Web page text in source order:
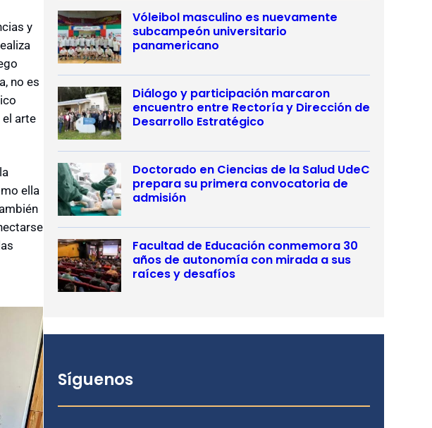
y
no es
arte
ella
Vóleibol masculino es nuevamente
subcampeón universitario
panamericano
Diálogo y participación marcaron
encuentro entre Rectoría y Dirección de
Desarrollo Estratégico
Doctorado en Ciencias de la Salud UdeC
prepara su primera convocatoria de
admisión
Facultad de Educación conmemora 30
años de autonomía con mirada a sus
raíces y desafíos
Síguenos